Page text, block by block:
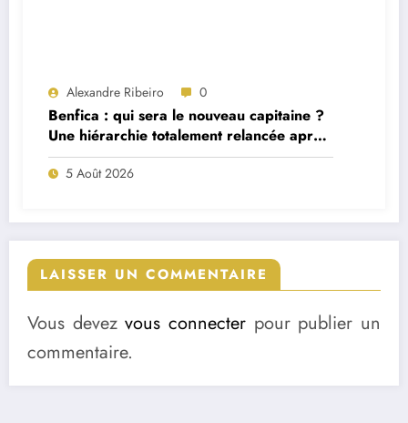
Alexandre Ribeiro 0
Benfica : qui sera le nouveau capitaine ?
Une hiérarchie totalement relancée après
deux départs majeurs
5 Août 2026
LAISSER UN COMMENTAIRE
Vous devezvous connecter pour publier un
commentaire.